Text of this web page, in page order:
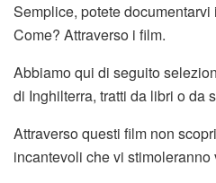
Semplice, potete
Come? Attraverso i film.
Abbiamo qui di seguito
di Inghilterra, tratti da libri o da
Attraverso questi film non
incantevoli che vi stimoleranno